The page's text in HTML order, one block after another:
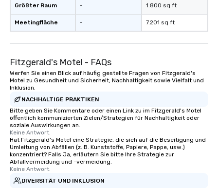
Größter Raum
Meetingfläche
-
-
1.800 sq ft
7.201 sq ft
Fitzgerald's Motel - FAQs
Werfen Sie einen Blick auf häufig gestellte Fragen von Fitzgerald's
Motel zu Gesundheit und Sicherheit, Nachhaltigkeit sowie Vielfalt und
Inklusion.
NACHHALTIGE PRAKTIKEN
Bitte geben Sie Kommentare oder einen Link zu im Fitzgerald's Motel
öffentlich kommunizierten Zielen/Strategien für Nachhaltigkeit oder
soziale Auswirkungen an.
Keine Antwort.
Hat Fitzgerald's Motel eine Strategie, die sich auf die Beseitigung und
Umleitung von Abfällen (z. B. Kunststoffe, Papiere, Pappe, usw.)
konzentriert? Falls Ja, erläutern Sie bitte Ihre Strategie zur
Abfallvermeidung und -vermeidung.
Keine Antwort.
DIVERSITÄT UND INKLUSION